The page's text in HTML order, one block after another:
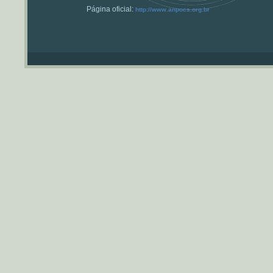
Página oficial: http://www.anpocs.org.br